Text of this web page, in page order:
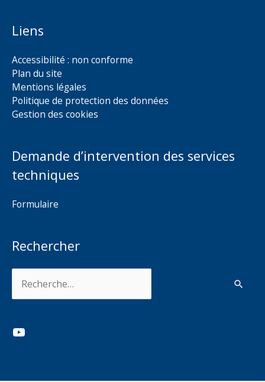
Liens
Accessibilité : non conforme
Plan du site
Mentions légales
Politique de protection des données
Gestion des cookies
Demande d’intervention des services
techniques
Formulaire
Rechercher
YouTube